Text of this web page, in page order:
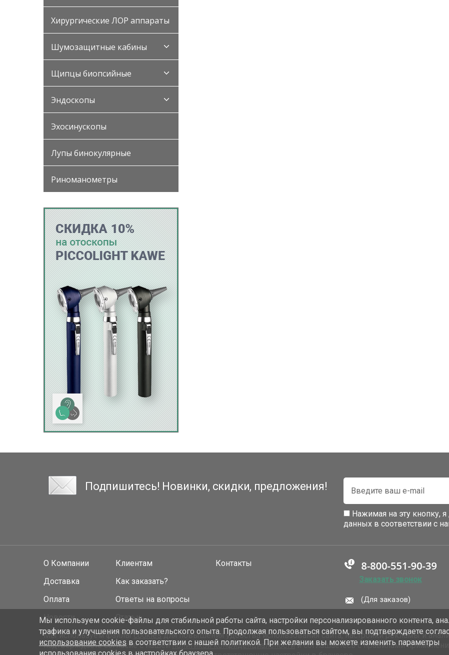
Хирургические ЛОР аппараты
Шумозащитные кабины
Щипцы биопсийные
Эндоскопы
Эхосинускопы
Лупы бинокулярные
Риноманометры
Подпишитесь! Новинки, скидки, предложения!
Нажимая на эту кнопку,
данных в соответствии с
О Компании
Доставка
Оплата
Новости
Клиентам
Как заказать?
Ответы на вопросы
Статьи
Контакты
Заказать звонок
(Для заказов)
Мы используем файлыcookiesдля повышения удобства использования сайта, настройки рекламы и
подтверждаете согласие с нашей политикой конфиденциальностии соглашаетесь с правилами
Мы используем cookie-файлы для стабильной работы сайта, настройки персонализированного контента,
трафика и улучшения пользовательского опыта. Продолжая пользоваться сайтом, вы подтверждаете
использование cookies в соответствии с нашей политикой. При желании вы можете изменить параметры